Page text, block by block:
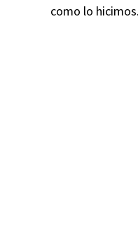
como lo hicimos.